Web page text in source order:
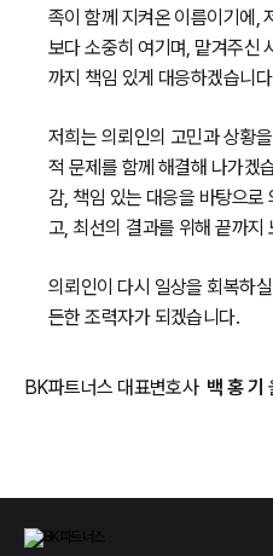
족이 함께 지켜온 이름이기에,
보다 소중히 여기며, 맡겨주신
까지 책임 있게 대응하겠습니
저희는 의뢰인의 고민과 상황
적 문제를 함께 해결해 나가겠
감, 책임 있는 대응을 바탕으로
고, 최선의 결과를 위해 끝까지
의뢰인이 다시 일상을 회복하
든한 조력자가 되겠습니다.
BK파트너스 대표변호사 백 홍 기